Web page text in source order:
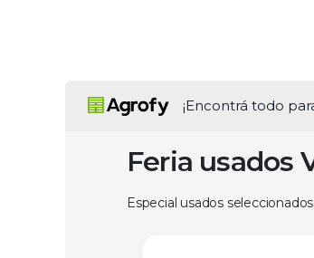
¡Encontrá todo
Feria usados
Especial usados seleccionados